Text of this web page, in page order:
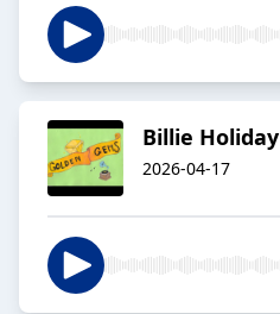
Billie Holiday
2026-04-17